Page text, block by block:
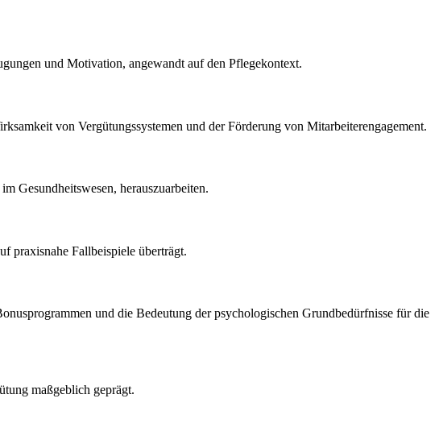
und Motivation, angewandt auf den Pflegekontext.
von Vergütungssystemen und der Förderung von Mitarbeiterengagement.
Gesundheitswesen, herauszuarbeiten.
praxisnahe Fallbeispiele überträgt.
und die Bedeutung der psychologischen Grundbedürfnisse für die
maßgeblich geprägt.